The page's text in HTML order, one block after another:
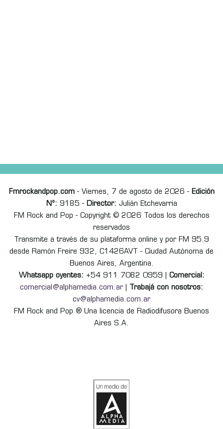
Fmrockandpop.com- Viernes, 7 de agosto de 2026 - Edición
Nº: 9185 - Director: Julián Etchevarria
FM Rock and Pop - Copyright © 2026 Todos los derechos
reservados
Transmite a través de su plataforma online y por FM 95.9
desde Ramón Freire 932, C1426AVT - Ciudad Autónoma de
Buenos Aires, Argentina.
Whatsapp oyentes: +54 911 7082 0959 | Comercial:
comercial@alphamedia.com.ar
Trabajá con nosotros:
cv@alphamedia.com.ar
FM Rock and Pop ® Una licencia de Radiodifusora Buenos
Aires S.A.